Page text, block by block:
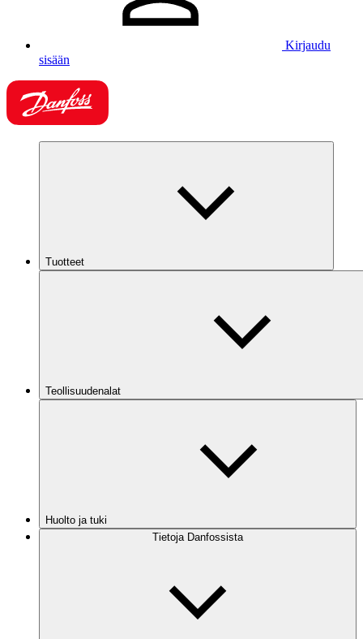
Kirjaudu
sisään
Tuotteet
Teollisuudenalat
Huolto ja tuki
Tietoja Danfossista